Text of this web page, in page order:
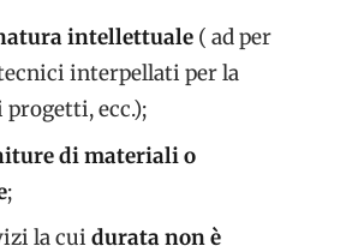
intellettuale( ad per
interpellati per la
progetti, ecc.);
di materiali o
;
la cui durata non è